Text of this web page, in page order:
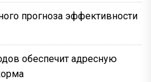
прогноза эффективности
обеспечит адресную